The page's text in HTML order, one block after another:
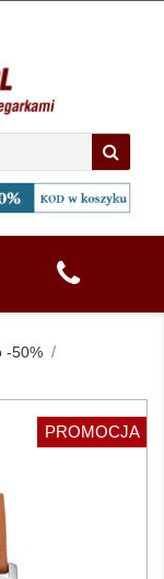
-50%
PROMOCJA